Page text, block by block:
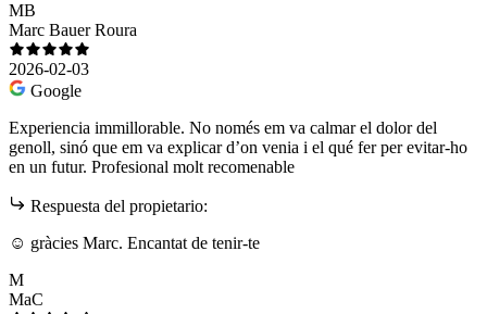
MB
Marc Bauer Roura
2026-02-03
Google
Experiencia immillorable. No només em va calmar el dolor del
genoll, sinó que em va explicar d’on venia i el qué fer per evitar-ho
en un futur. Profesional molt recomenable
Respuesta del propietario:
☺️ gràcies Marc. Encantat de tenir-te
M
MaC